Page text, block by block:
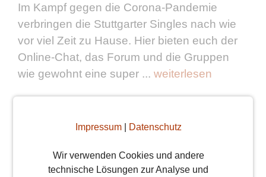
Impressum| Datenschutz
Wir verwenden Cookies und andere
technische Lösungen zur Analyse und
Im Kampf gegen die Corona-Pandemie
verbringen die Stuttgarter Singles nach wie
vor viel Zeit zu Hause. Hier bieten euch der
Online-Chat, das Forum und die Gruppen
wie gewohnt eine super ... weiterlesen